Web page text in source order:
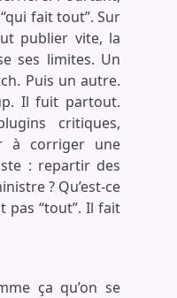
fait tout”. Sur
publier vite, la
ses limites. Un
Puis un autre.
Il fuit partout.
critiques,
à corriger une
: repartir des
? Qu’est-ce
pas “tout”. Il fait
ça qu’on se